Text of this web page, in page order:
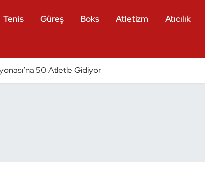
Tenis Güreş Boks Atletizm Atıcılık
50 Atletle Gidiyor